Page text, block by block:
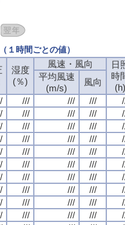
時間ごとの値）
湿度
(％)
風速・風向
日
時
(h)
平均風速
(m/s)
風向
/// /// ///
/// /// ///
/// /// ///
/// /// ///
/// /// ///
/// /// ///
/// /// ///
/// /// ///
/// /// ///
/// /// ///